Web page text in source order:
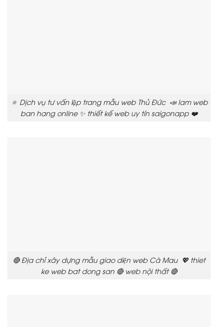
🔅 Dịch vụ tư vấn lập trang mẫu web Thủ Đức 📣 lam web
ban hang online ✨ thiết kế web uy tín saigonapp ❤️
🔴 Địa chỉ xây dựng mẫu giao diện web Cà Mau 💖 thiet
ke web bat dong san 🔴 web nội thất 🔴